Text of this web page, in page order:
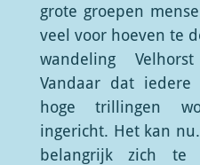
grote groepen
veel voor hoeven te
wandeling
Vandaar dat
hoge trillingen
ingericht. Het kan
belangrijk zich te